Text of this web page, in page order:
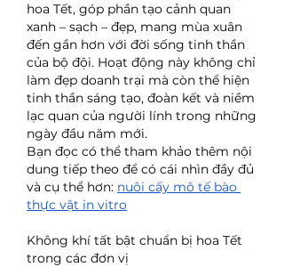
hoa Tết, góp phần tạo cảnh quan
xanh – sạch – đẹp, mang mùa xuân
đến gần hơn với đời sống tinh thần
của bộ đội. Hoạt động này không chỉ
làm đẹp doanh trại mà còn thể hiện
tinh thần sáng tạo, đoàn kết và niềm
lạc quan của người lính trong những
ngày đầu năm mới.
Bạn đọc có thể tham khảo thêm nội
dung tiếp theo để có cái nhìn đầy đủ
và cụ thể hơn: nuôi cấy mô tế bào
thực vật in vitro
Không khí tất bật chuẩn bị hoa Tết
trong các đơn vị